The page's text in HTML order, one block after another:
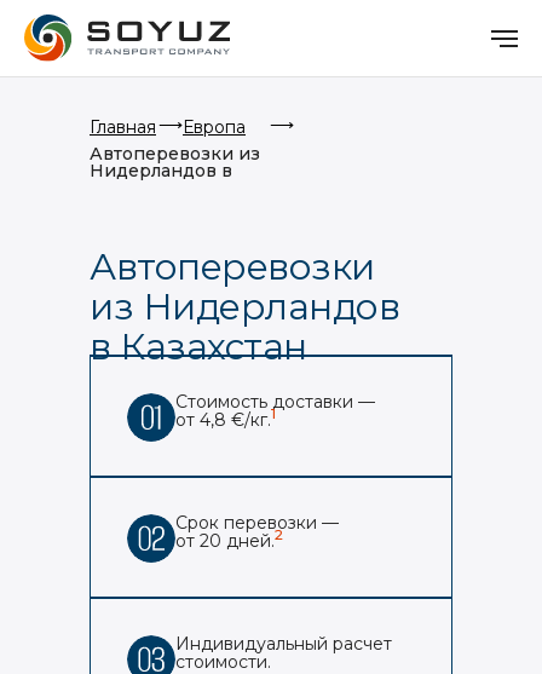
Главная⟶Европа
⟶
Автоперевозки из
Нидерландов в
Казахстан
Автоперевозки
из Нидерландов
в Казахстан
Стоимость доставки —
от 4,8 €/кг.1
Срок перевозки —
от 20 дней.2
Индивидуальный расчет
стоимости.